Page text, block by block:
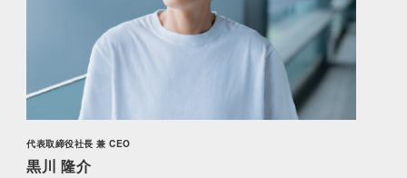
代表取締役社長 兼 CEO
黒川 隆介